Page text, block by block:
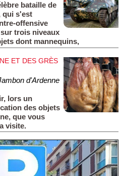
bataille de
qui s'est
offensive
trois niveaux
dont mannequins,
objets, photos.
ET DES GRÈS
d'Ardenne
lors un
des objets
que vous
visite.